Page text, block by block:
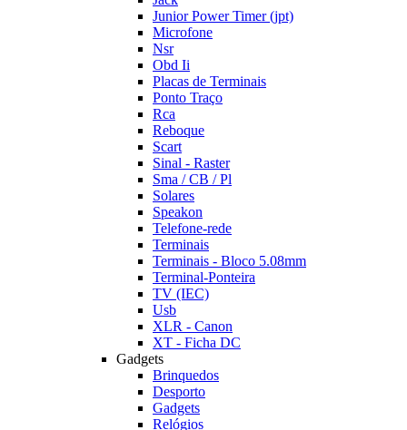
Junior Power Timer (jpt)
Microfone
Nsr
Obd Ii
Placas de Terminais
Ponto Traço
Rca
Reboque
Scart
Sinal - Raster
Sma / CB / Pl
Solares
Speakon
Telefone-rede
Terminais
Terminais - Bloco 5.08mm
Terminal-Ponteira
TV (IEC)
Usb
XLR - Canon
XT - Ficha DC
Gadgets
Brinquedos
Desporto
Gadgets
Relógios